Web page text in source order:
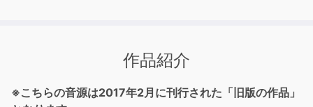
作品紹介
※こちらの音源は2017年2月に刊行された「旧版の作品」